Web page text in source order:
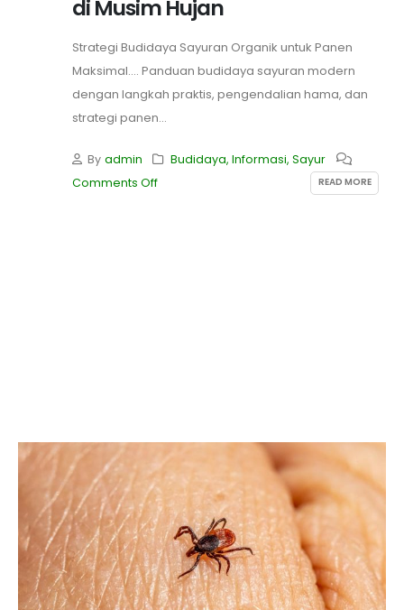
di Musim Hujan
Strategi Budidaya Sayuran Organik untuk Panen
Maksimal.... Panduan budidaya sayuran modern
dengan langkah praktis, pengendalian hama, dan
strategi panen...
By admin Budidaya, Informasi, Sayur
Comments Off
READ MORE